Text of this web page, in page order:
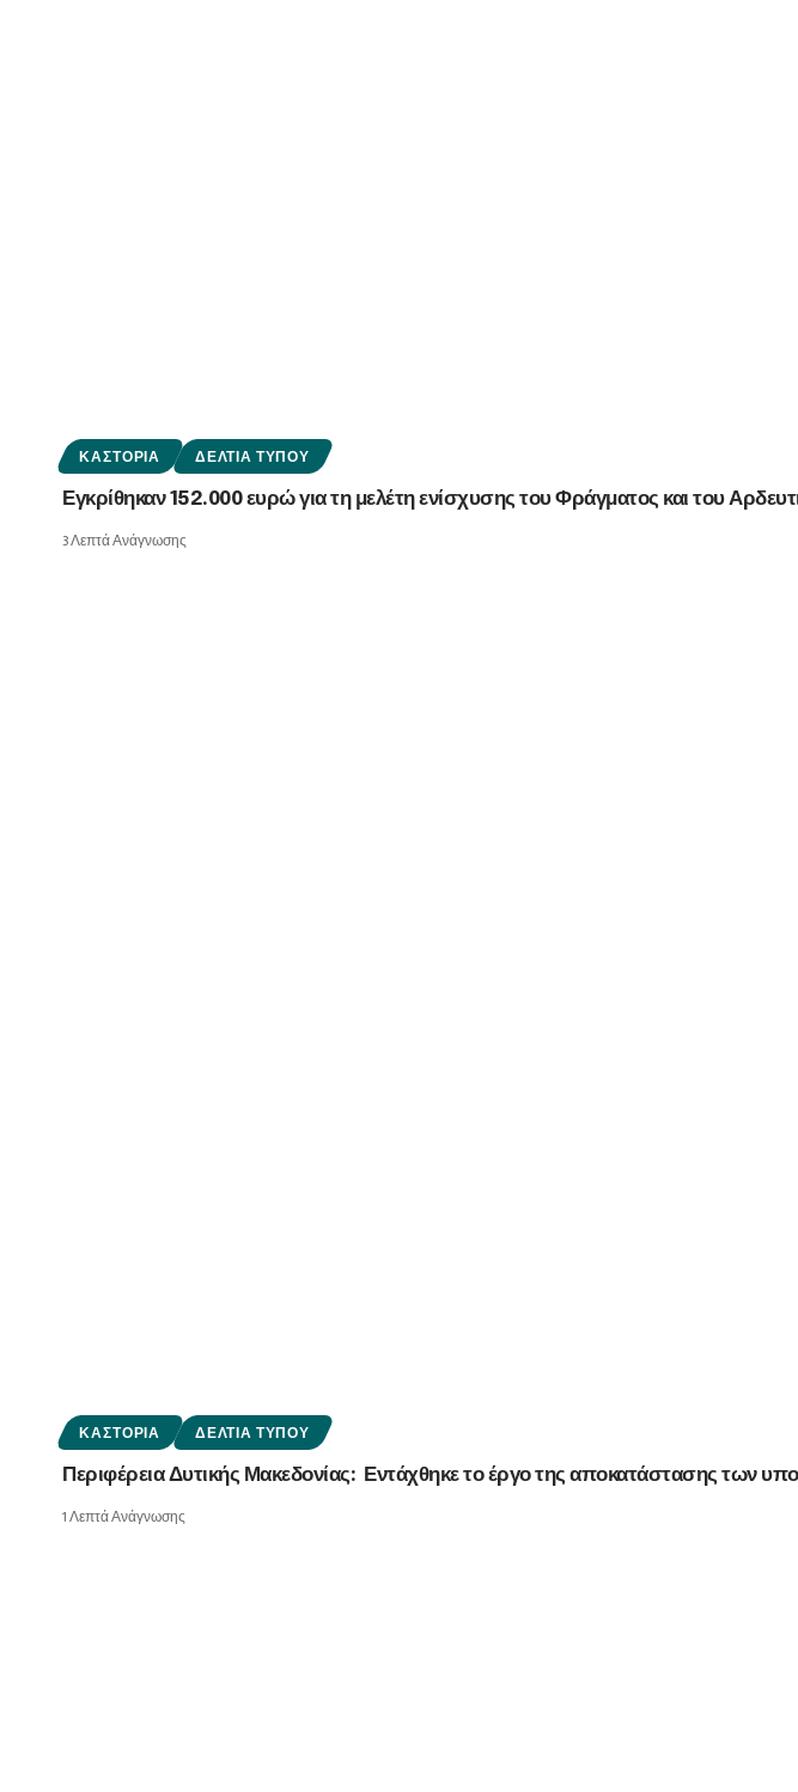
ΚΑΣΤΟΡΙΆ ΔΕΛΤΊΑ ΤΎΠΟΥ
Εγκρίθηκαν 152.000 ευρώ για τη μελέτη ενίσχυσης του Φράγματος και του
3 Λεπτά Ανάγνωσης
ΚΑΣΤΟΡΙΆ ΔΕΛΤΊΑ ΤΎΠΟΥ
Περιφέρεια Δυτικής Μακεδονίας: Εντάχθηκε το έργο της αποκατάστασης των
1 Λεπτά Ανάγνωσης